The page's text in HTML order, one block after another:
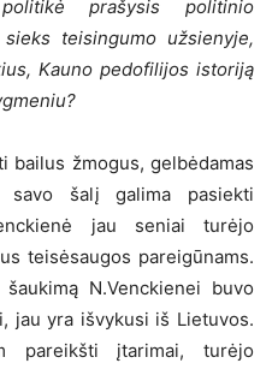
prašysis politinio
teisingumo užsienyje,
Kauno pedofilijos istoriją
bailus žmogus, gelbėdamas
šalį galima pasiekti
jau seniai turėjo
teisėsaugos pareigūnams.
N.Venckienei buvo
jau yra išvykusi iš Lietuvos.
pareikšti įtarimai, turėjo